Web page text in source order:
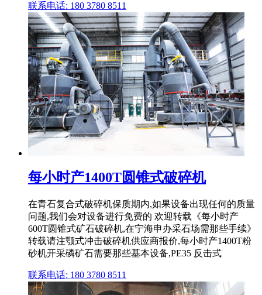
联系电话: 180 3780 8511
每小时产1400T圆锥式破碎机
在青石复合式破碎机保质期内,如果设备出现任何的质量
问题,我们会对设备进行免费的 欢迎转载《每小时产
600T圆锥式矿石破碎机,在宁海申办采石场需那些手续》
转载请注颚式冲击破碎机供应商报价,每小时产1400T粉
砂机开采磷矿石需要那些基本设备,PE35 反击式
联系电话: 180 3780 8511